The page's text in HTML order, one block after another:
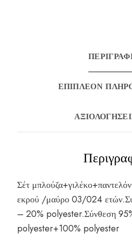
ΕΠΙΠΛΈΟΝ
Σέτ
εκρού /μαύρο 03/024
– 20% polyester.Σύνθεση
polyester+100% polyester